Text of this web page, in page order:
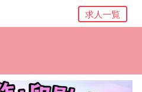
求人一覧